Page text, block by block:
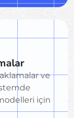
ve
için